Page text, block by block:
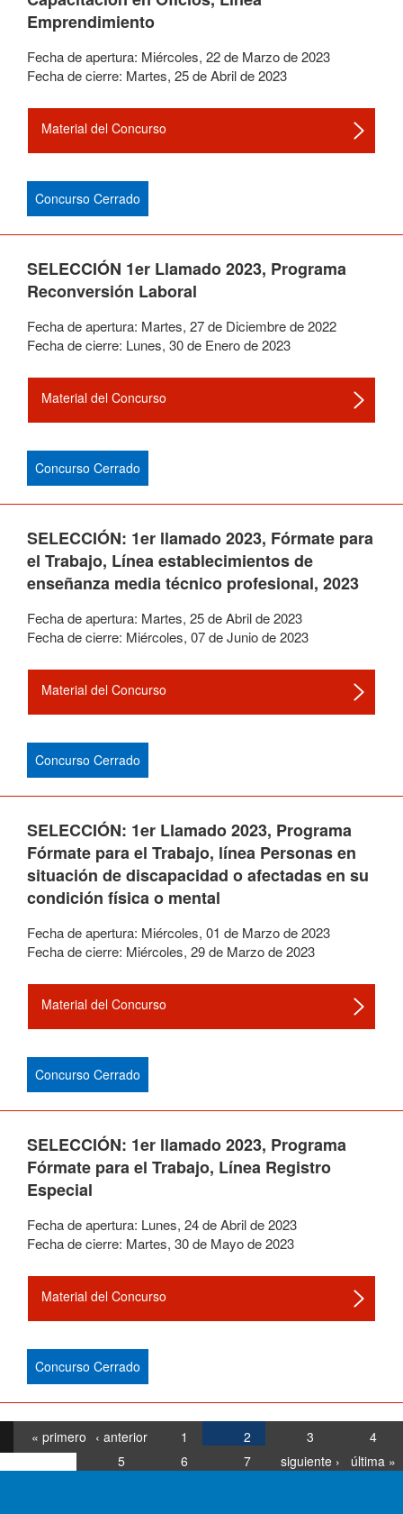
Emprendimiento
Fecha de apertura: Miércoles, 22de Marzode2023
Fecha de cierre: Martes, 25deAbrilde2023
Material del Concurso
Concurso Cerrado
SELECCIÓN 1er Llamado 2023, Programa
Reconversión Laboral
Fecha de apertura: Martes, 27de Diciembrede2022
Fecha de cierre: Lunes, 30de Enerode2023
Material del Concurso
Concurso Cerrado
SELECCIÓN: 1er llamado 2023, Fórmate para
el Trabajo, Línea establecimientos de
enseñanza media técnico profesional, 2023
Fecha de apertura: Martes, 25deAbrilde2023
Fecha de cierre: Miércoles, 07deJuniode2023
Material del Concurso
Concurso Cerrado
SELECCIÓN: 1er Llamado 2023, Programa
Fórmate para el Trabajo, línea Personas en
situación de discapacidad o afectadas en su
condición física o mental
Fecha de apertura: Miércoles, 01 de Marzode2023
Fecha de cierre: Miércoles, 29de Marzode2023
Material del Concurso
Concurso Cerrado
SELECCIÓN: 1er llamado 2023, Programa
Fórmate para el Trabajo, Línea Registro
Especial
Fecha de apertura: Lunes, 24deAbrilde2023
Fecha de cierre: Martes, 30de Mayode2023
Material del Concurso
Concurso Cerrado
« primero ‹ anterior 1 2 3
4
5
6 7 siguiente › última »